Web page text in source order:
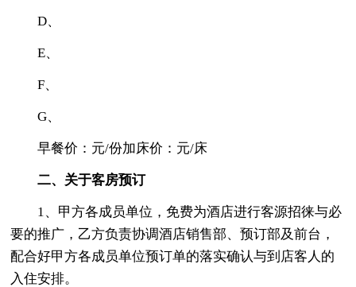
D、
E、
F、
G、
早餐价：元/份加床价：元/床
二、关于客房预订
1、甲方各成员单位，免费为酒店进行客源招徕与必
要的推广，乙方负责协调酒店销售部、预订部及前台，
配合好甲方各成员单位预订单的落实确认与到店客人的
入住安排。